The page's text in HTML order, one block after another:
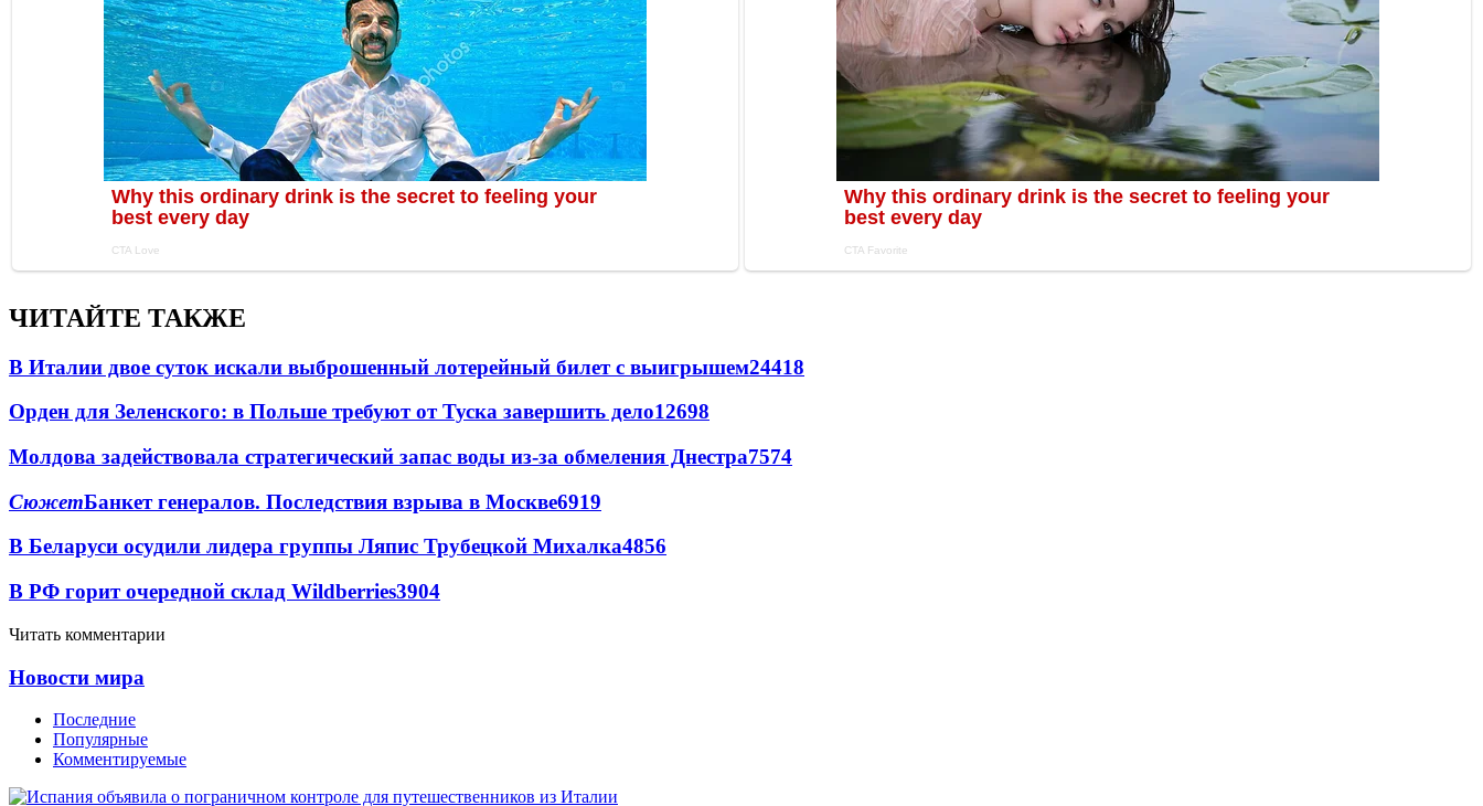
ЧИТАЙТЕ ТАКЖЕ
В Италии двое суток искали выброшенный лотерейный билет с выигрышем24418
Орден для Зеленского: в Польше требуют от Туска завершить дело12698
Молдова задействовала стратегический запас воды из-за обмеления Днестра7574
СюжетБанкет генералов. Последствия взрыва в Москве6919
В Беларуси осудили лидера группы Ляпис Трубецкой Михалка4856
В РФ горит очередной склад Wildberries3904
Читать комментарии
Новости мира
Последние
Популярные
Комментируемые